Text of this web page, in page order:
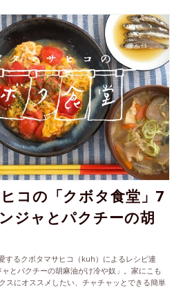
コの「クボタ食堂」7
ジャとパクチーの胡
するクボタマサヒコ（kuh）によるレシピ連
とパクチーの胡麻油がけ冷や奴」。家にこも
スにオススメしたい、チャチャッとできる簡単